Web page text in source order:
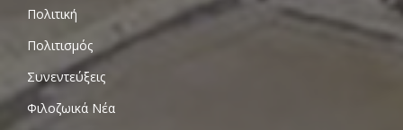
Πολιτική
Πολιτισμός
Συνεντεύξεις
Φιλοζωικά Νέα